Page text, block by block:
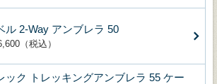
ル 2-Way アンブレラ 50
（税込）
ック トレッキングアンブレラ 55 ケー